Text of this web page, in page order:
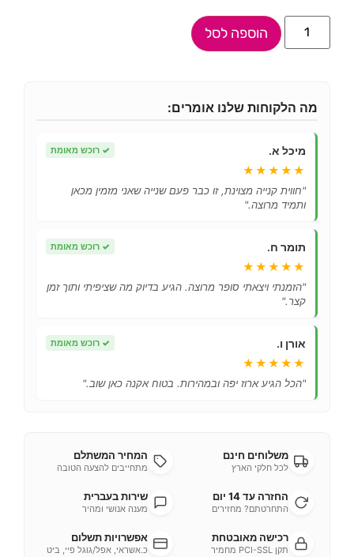
הוספה לסל
מה הלקוחות שלנו אומרים:
מיכל א. ✓ רוכש מאומת
★★★★★
"חווית קנייה מצוינת, זו כבר פעם שנייה שאני מזמין מכאן
ותמיד מרוצה."
תומר ח. ✓ רוכש מאומת
★★★★★
"הזמנתי ויצאתי סופר מרוצה. הגיע בדיוק מה שציפיתי ותוך זמן
קצר."
אורן ו. ✓ רוכש מאומת
★★★★★
"הכל הגיע ארוז יפה ובמהירות. בטוח אקנה כאן שוב."
משלוחים חינם
לכל חלקי הארץ
המחיר המשתלם
מתחייבים להצעה הטובה
החזרה עד 14 יום
התחרטתם? מחזירים
שירות בעברית
מענה אנושי ומהיר
רכישה מאובטחת
תקן PCI-SSL מחמיר
אפשרויות תשלום
כ.אשראי, אפל/גוגל פיי, ביט